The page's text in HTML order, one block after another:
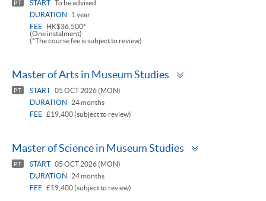
PT START To be advised
DURATION
1 year
FEE
HK$36,500*
(One instalment)
(*The course fee is subject to review)
Master of Arts in Museum Studies
PT START 05 OCT 2026 (MON)
DURATION
24 months
FEE £19,400 (subject to review)
Master of Science in Museum Studies
PT START 05 OCT 2026 (MON)
DURATION
24 months
FEE £19,400 (subject to review)